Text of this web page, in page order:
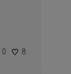
0 8